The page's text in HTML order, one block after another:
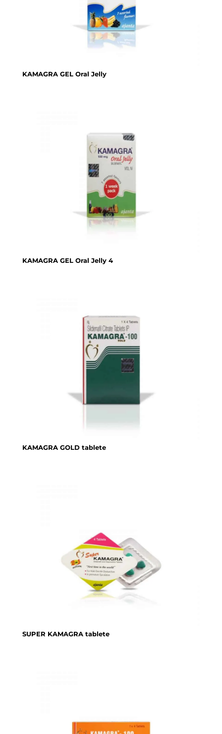
KAMAGRA GEL Oral Jelly
KAMAGRA GEL Oral Jelly 4
KAMAGRA GOLD tablete
SUPER KAMAGRA tablete